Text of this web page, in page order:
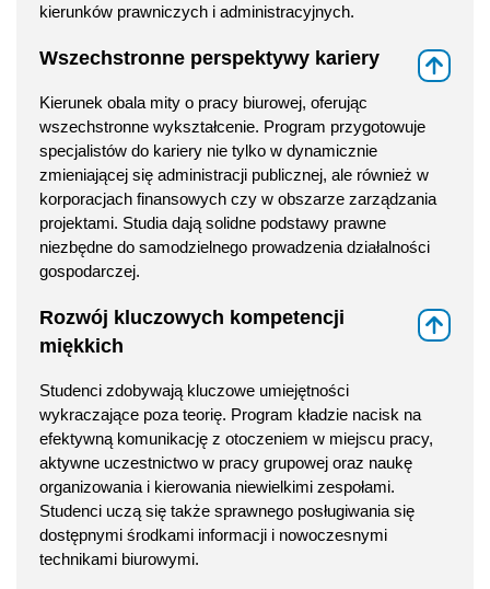
kierunków prawniczych i administracyjnych.
Wszechstronne perspektywy kariery
Kierunek obala mity o pracy biurowej, oferując
wszechstronne wykształcenie. Program przygotowuje
specjalistów do kariery nie tylko w dynamicznie
zmieniającej się administracji publicznej, ale również w
korporacjach finansowych czy w obszarze zarządzania
projektami. Studia dają solidne podstawy prawne
niezbędne do samodzielnego prowadzenia działalności
gospodarczej.
Rozwój kluczowych kompetencji
miękkich
Studenci zdobywają kluczowe umiejętności
wykraczające poza teorię. Program kładzie nacisk na
efektywną komunikację z otoczeniem w miejscu pracy,
aktywne uczestnictwo w pracy grupowej oraz naukę
organizowania i kierowania niewielkimi zespołami.
Studenci uczą się także sprawnego posługiwania się
dostępnymi środkami informacji i nowoczesnymi
technikami biurowymi.